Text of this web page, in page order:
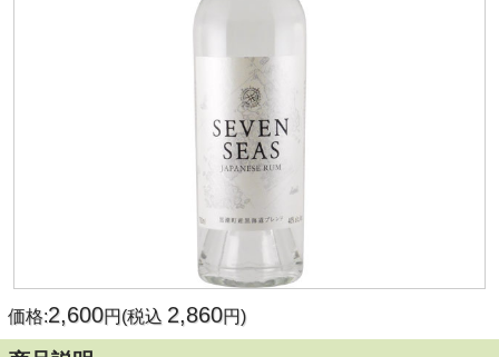
価格:2,600円(税込 2,860円)